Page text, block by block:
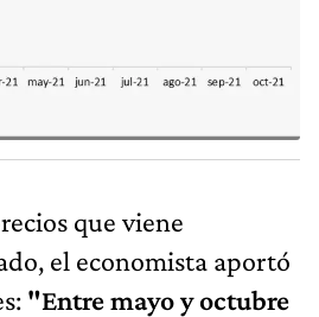
que viene
el economista aportó
"Entre mayo y octubre